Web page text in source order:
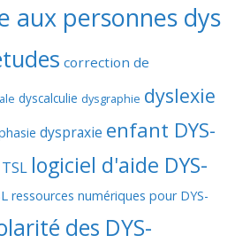
aux personnes dys
correction de
dyscalculie dysgraphie dyslexie
dyspraxie enfant DYS-
logiciel d'aide DYS-
ressources numériques pour DYS-
des DYS-